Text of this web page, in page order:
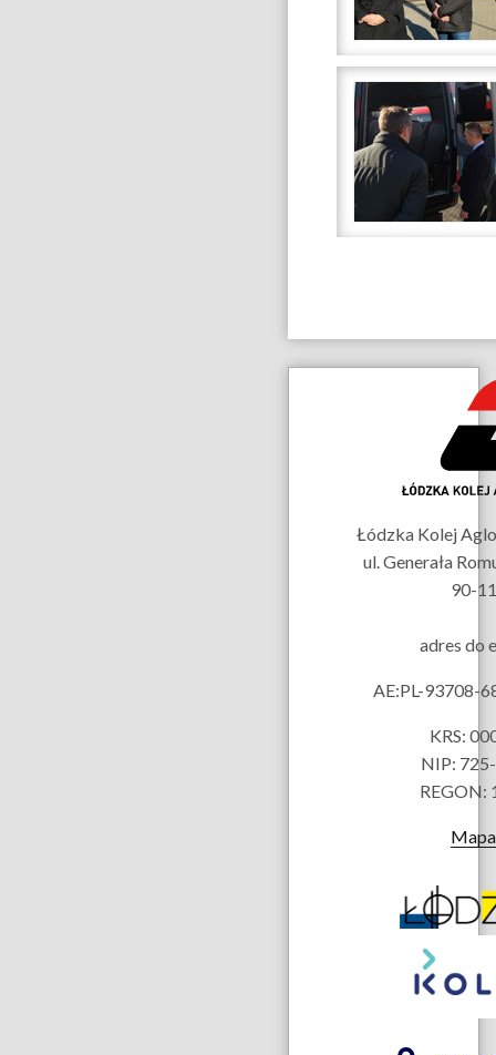
kontaktowe
Łódzka Kolej
ul. Generała
90-
adres do
AE:PL-93708-
KRS:
NIP:
REGON:
Partnerzy